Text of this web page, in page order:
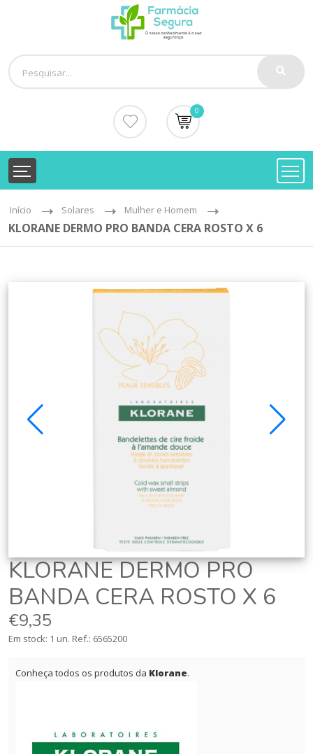
0
Início Solares Mulher e Homem
KLORANE DERMO PRO BANDA CERA ROSTO X 6
KLORANE DERMO PRO
BANDA CERA ROSTO X 6
€9,35
Em stock: 1 un. Ref.: 6565200
Conheça todos os produtos da Klorane.